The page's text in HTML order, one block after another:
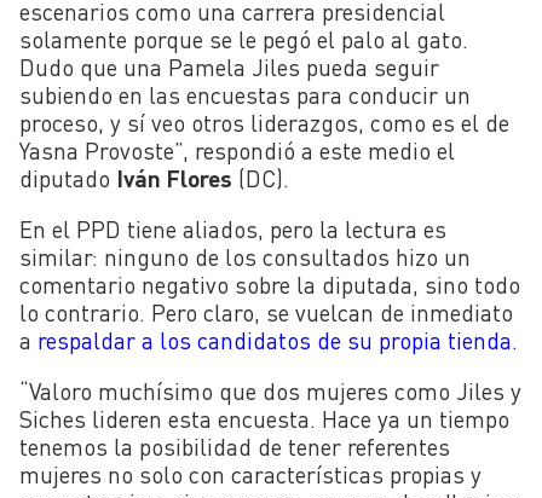
escenarios como una carrera presidencial
solamente porque se le pegó el palo al gato.
Dudo que una Pamela Jiles pueda seguir
subiendo en las encuestas para conducir un
proceso, y sí veo otros liderazgos, como es el de
Yasna Provoste”, respondió a este medio el
diputado Iván Flores (DC).
En el PPD tiene aliados, pero la lectura es
similar: ninguno de los consultados hizo un
comentario negativo sobre la diputada, sino todo
lo contrario. Pero claro, se vuelcan de inmediato
a respaldar a los candidatos de su propia tienda.
“Valoro muchísimo que dos mujeres como Jiles y
Siches lideren esta encuesta. Hace ya un tiempo
tenemos la posibilidad de tener referentes
mujeres no solo con características propias y